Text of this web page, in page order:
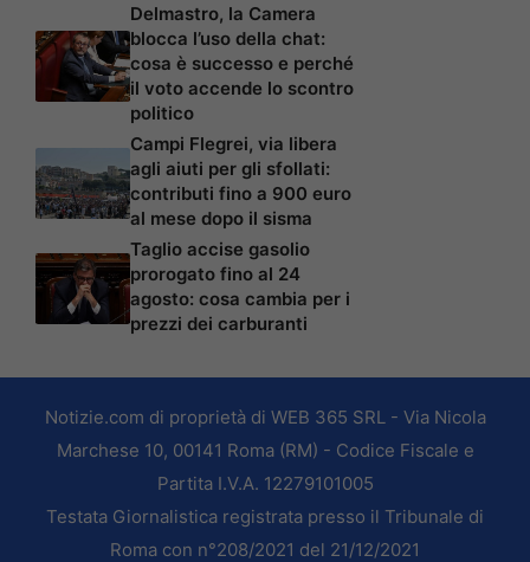
Delmastro, la Camera
blocca l’uso della chat:
cosa è successo e perché
il voto accende lo scontro
politico
Campi Flegrei, via libera
agli aiuti per gli sfollati:
contributi fino a 900 euro
al mese dopo il sisma
Taglio accise gasolio
prorogato fino al 24
agosto: cosa cambia per i
prezzi dei carburanti
Notizie.com di proprietà di WEB 365 SRL - Via Nicola
Marchese 10, 00141 Roma (RM) - Codice Fiscale e
Partita I.V.A. 12279101005
Testata Giornalistica registrata presso il Tribunale di
Roma con n°208/2021 del 21/12/2021